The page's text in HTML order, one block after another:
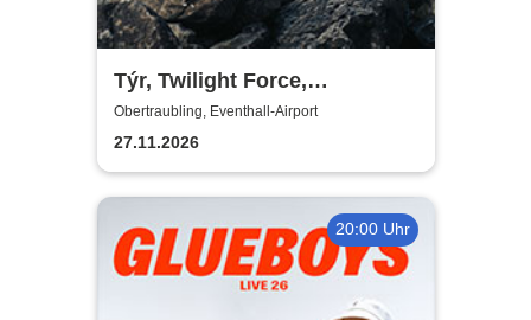
Týr, Twilight Force,
Dragonland, Vanaheim -
Valhalla Calling Europe
Obertraubling, Eventhall-Airport
27.11.2026
20:00 Uhr